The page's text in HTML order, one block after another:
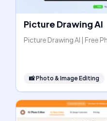
Picture Drawing AI
Picture Drawing AI | Free
📸Photo & Image Editing